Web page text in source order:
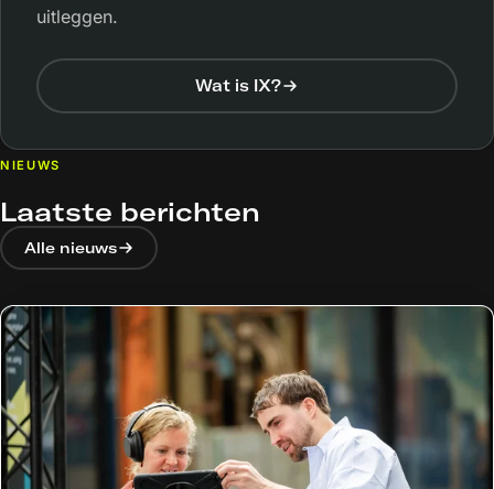
uitleggen.
Wat is IX?
NIEUWS
Laatste berichten
Alle nieuws